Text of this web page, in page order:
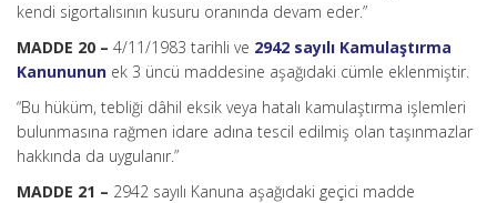
kendi sigortalısının kusuru oranında devam eder.”
MADDE 20 – 4/11/1983 tarihli ve 2942 sayılı Kamulaştırma
Kanununun ek 3 üncü maddesine aşağıdaki cümle eklenmiştir.
“Bu hüküm, tebliği dâhil eksik veya hatalı kamulaştırma işlemleri
bulunmasına rağmen idare adına tescil edilmiş olan taşınmazlar
hakkında da uygulanır.”
MADDE 21 – 2942 sayılı Kanuna aşağıdaki geçici madde